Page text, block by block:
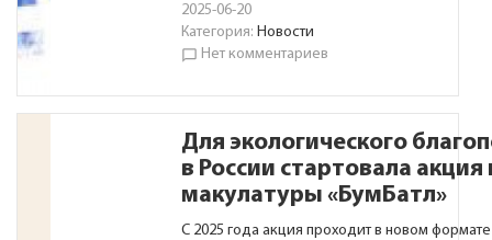
2025-06-20
Категория: Новости
chat_bubble_outline Нет комментариев
Для экологического
в России стартовала акция
макулатуры «БумБатл»
С 2025 года акция проходит в новом